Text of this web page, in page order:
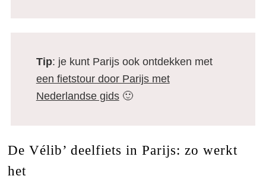
Tip: je kunt Parijs ook ontdekken met
een fietstour door Parijs met
Nederlandse gids🙂
De Vélib’ deelfiets in Parijs: zo werkt
het